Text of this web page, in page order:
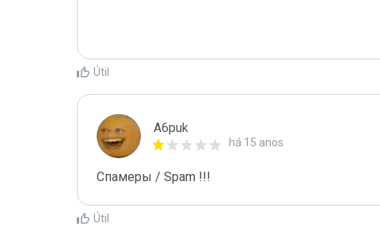
Útil
A6puk
há 15 anos
Спамеры / Spam !!!
Útil